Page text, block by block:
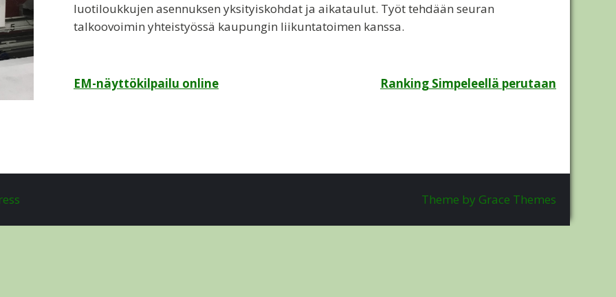
luotiloukkujen asennuksen yksityiskohdat ja aikataulut. Työt tehdään seuran
talkoovoimin yhteistyössä kaupungin liikuntatoimen kanssa.
EM-näyttökilpailu online Ranking Simpeleellä perutaan
Theme by Grace Themes